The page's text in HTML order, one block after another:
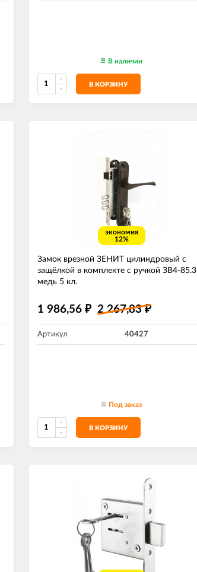
В наличии
В КОРЗИНУ
экономия
12%
Замок врезной ЗЕНИТ цилиндровый с
защёлкой в комплекте с ручкой ЗВ4-85.3
медь 5 кл.
1 986,56 ₽ 2 267,83₽
Артикул 40427
Под заказ
В КОРЗИНУ